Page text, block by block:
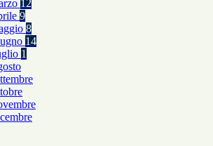
12
9
8
14
1